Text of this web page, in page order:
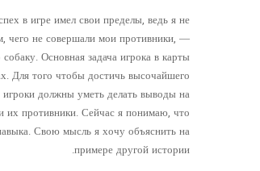
в игре имел свои пределы, ведь я не
чего не совершали мои противники, —
Основная задача игрока в карты
Для того чтобы достичь высочайшего
должны уметь делать выводы на
их противники. Сейчас я понимаю, что
Свою мысль я хочу объяснить на
примере другой истории.